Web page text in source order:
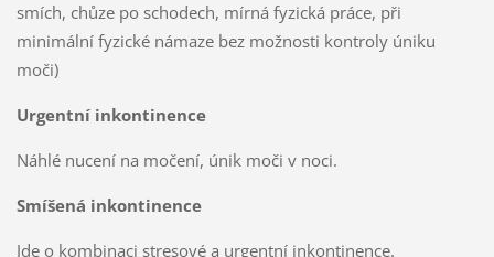
smích, chůze po schodech, mírná fyzická práce, při
minimální fyzické námaze bez možnosti kontroly úniku
moči)
Urgentní inkontinence
Náhlé nucení na močení, únik moči v noci.
Smíšená inkontinence
Jde o kombinaci stresové a urgentní inkontinence.